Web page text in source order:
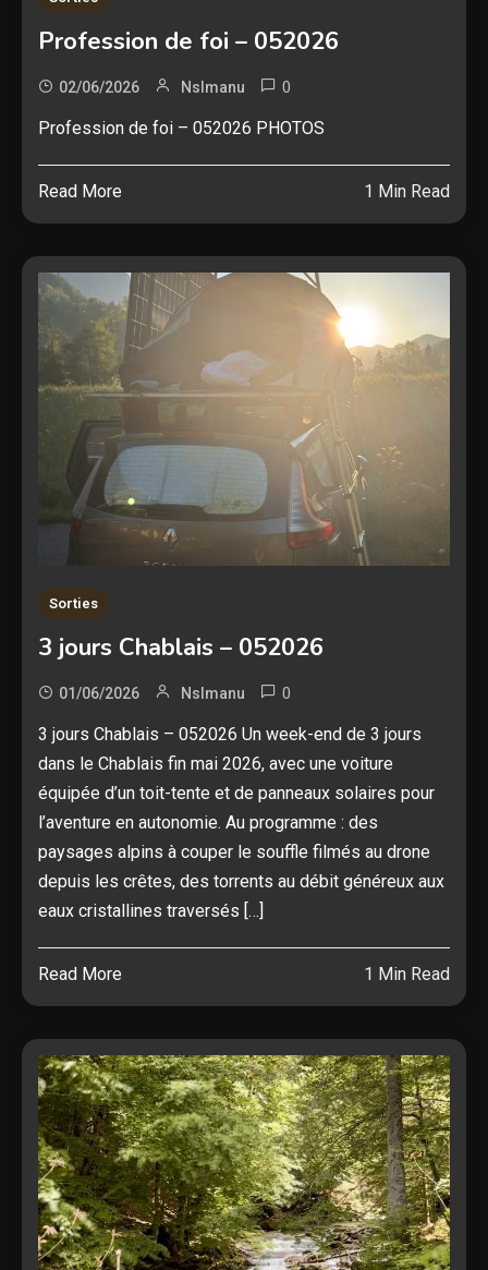
Profession de foi – 052026
02/06/2026 Nslmanu 0
Profession de foi – 052026 PHOTOS
Read More 1 Min Read
Sorties
3 jours Chablais – 052026
01/06/2026 Nslmanu 0
3 jours Chablais – 052026 Un week-end de 3 jours
dans le Chablais fin mai 2026, avec une voiture
équipée d’un toit-tente et de panneaux solaires pour
l’aventure en autonomie. Au programme : des
paysages alpins à couper le souffle filmés au drone
depuis les crêtes, des torrents au débit généreux aux
eaux cristallines traversés […]
Read More 1 Min Read